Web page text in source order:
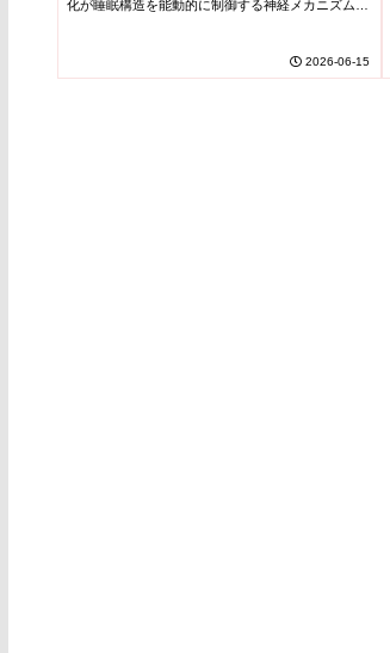
化が睡眠構造を能動的に制御する神経メカニズムを
2026-06-15